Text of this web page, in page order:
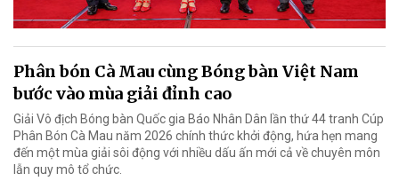
Phân bón Cà Mau cùng Bóng bàn Việt Nam
bước vào mùa giải đỉnh cao
Giải Vô địch Bóng bàn Quốc gia Báo Nhân Dân lần thứ 44 tranh Cúp
Phân Bón Cà Mau năm 2026 chính thức khởi động, hứa hẹn mang
đến một mùa giải sôi động với nhiều dấu ấn mới cả về chuyên môn
lẫn quy mô tổ chức.